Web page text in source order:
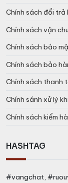
Chính sách đổi trả
Chính sách vận
Chính sách bảo
Chính sách bảo
Chính sách thanh
Chính sánh xử lý
Chính sách kiểm
HASHTAG
#vangchat,